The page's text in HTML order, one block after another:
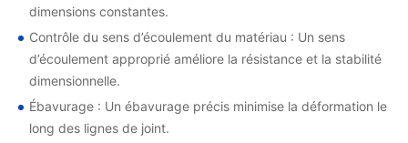
dimensions constantes.
Contrôle du sens d’écoulement du matériau : Un sens
d’écoulement approprié améliore la résistance et la stabilité
dimensionnelle.
Ébavurage : Un ébavurage précis minimise la déformation le
long des lignes de joint.